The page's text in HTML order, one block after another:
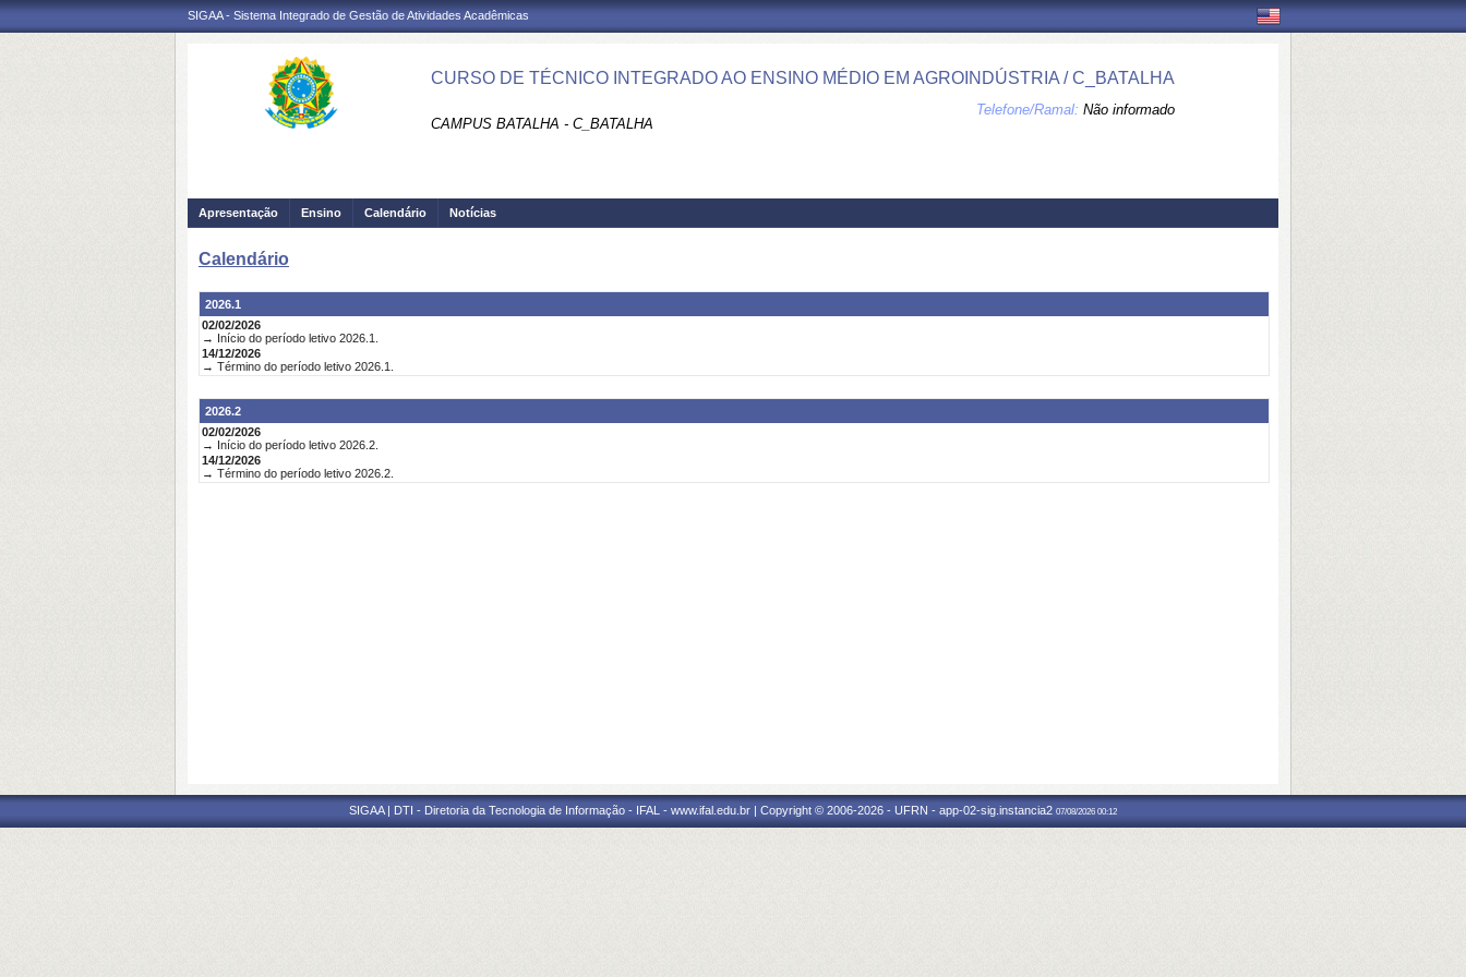
SIGAA - Sistema Integrado de Gestão de Atividades Acadêmicas
CURSO DE TÉCNICO INTEGRADO AO ENSINO MÉDIO EM AGROINDÚSTRIA / C_BATALHA
CAMPUS BATALHA - C_BATALHA
Telefone/Ramal: Não informado
Apresentação Ensino Calendário Notícias
Calendário
2026.1
02/02/2026
→ Início do período letivo 2026.1.
14/12/2026
→ Término do período letivo 2026.1.
2026.2
02/02/2026
→ Início do período letivo 2026.2.
14/12/2026
→ Término do período letivo 2026.2.
SIGAA | DTI - Diretoria da Tecnologia de Informação - IFAL - www.ifal.edu.br | Copyright © 2006-2026 - UFRN - app-02-sig.instancia2 07/08/2026 00:12